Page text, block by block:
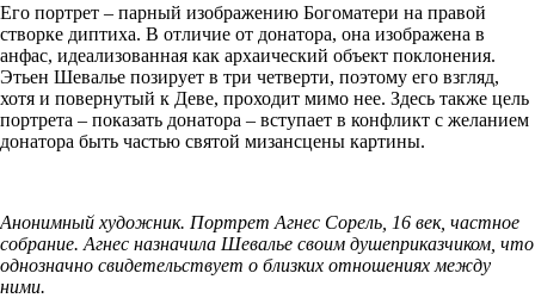
Его портрет – парный изображению Богоматери на правой
створке диптиха. В отличие от донатора, она изображена в
анфас, идеализованная как архаический объект поклонения.
Этьен Шевалье позирует в три четверти, поэтому его взгляд,
хотя и повернутый к Деве, проходит мимо нее. Здесь также цель
портрета – показать донатора – вступает в конфликт с желанием
донатора быть частью святой мизансцены картины.
Анонимный художник. Портрет Агнес Сорель, 16 век, частное
собрание. Агнес назначила Шевалье своим душеприказчиком, что
однозначно свидетельствует о близких отношениях между
ними.